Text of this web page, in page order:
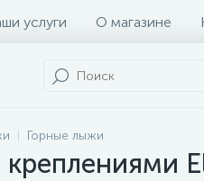
услуги О магазине
Горные лыжи